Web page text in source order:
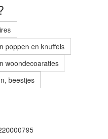
poppen en knuffels
woondecoaraties
beestjes